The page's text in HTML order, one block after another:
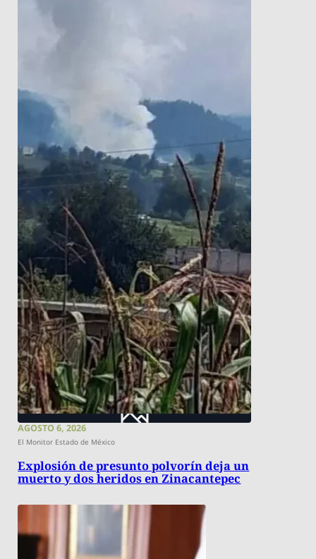
AGOSTO 6, 2026
El Monitor Estado de México
Explosión de presunto polvorín deja un
muerto y dos heridos en Zinacantepec